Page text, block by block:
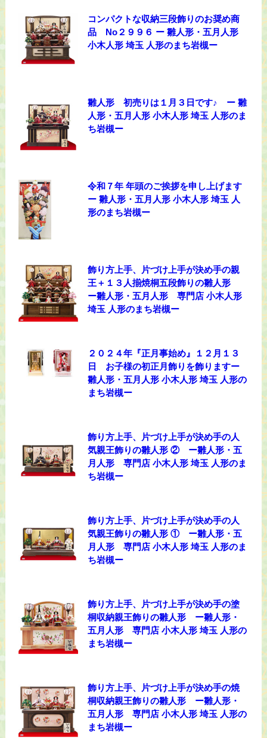
コンパクトな収納三段飾りのお奨め商
品 No２９９６ ー 雛人形・五月人形
小木人形 埼玉 人形のまち岩槻ー
雛人形 初売りは１月３日です♪ ー 雛
人形・五月人形 小木人形 埼玉 人形のま
ち岩槻ー
令和７年 年頭のご挨拶を申し上げます
ー 雛人形・五月人形 小木人形 埼玉 人
形のまち岩槻ー
飾り方上手、片づけ上手が決め手の親
王＋１３人揃焼桐五段飾りの雛人形
ー雛人形・五月人形 専門店 小木人形
埼玉 人形のまち岩槻ー
２０２４年『正月事始め』１２月１３
日 お子様の初正月飾りを飾りますー
雛人形・五月人形 小木人形 埼玉 人形の
まち岩槻ー
飾り方上手、片づけ上手が決め手の人
気親王飾りの雛人形 ② ー雛人形・五
月人形 専門店 小木人形 埼玉 人形のま
ち岩槻ー
飾り方上手、片づけ上手が決め手の人
気親王飾りの雛人形 ① ー雛人形・五
月人形 専門店 小木人形 埼玉 人形のま
ち岩槻ー
飾り方上手、片づけ上手が決め手の塗
桐収納親王飾りの雛人形 ー雛人形・
五月人形 専門店 小木人形 埼玉 人形の
まち岩槻ー
飾り方上手、片づけ上手が決め手の焼
桐収納親王飾りの雛人形 ー雛人形・
五月人形 専門店 小木人形 埼玉 人形の
まち岩槻ー